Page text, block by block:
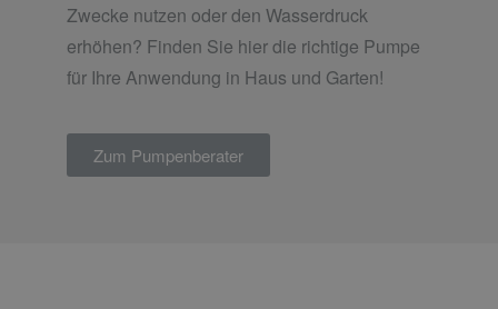
Zwecke nutzen oder den Wasserdruck
erhöhen? Finden Sie hier die richtige Pumpe
für Ihre Anwendung in Haus und Garten!
Zum Pumpenberater